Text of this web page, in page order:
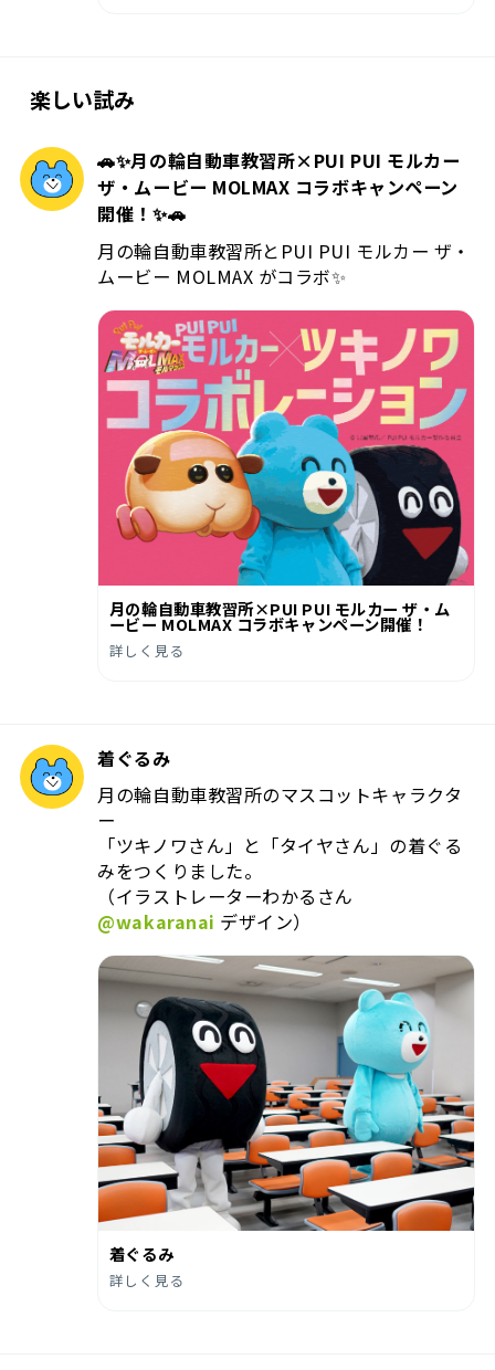
楽しい試み
🚗✨️月の輪自動車教習所×PUI PUI モルカー
ザ・ムービー MOLMAX コラボキャンペーン
開催！✨️🚗
月の輪自動車教習所とPUI PUI モルカー ザ・
ムービー MOLMAX がコラボ✨
月の輪自動車教習所×PUI PUI モルカー ザ・ム
ービー MOLMAX コラボキャンペーン開催！
詳しく見る
着ぐるみ
月の輪自動車教習所のマスコットキャラクタ
ー
「ツキノワさん」と「タイヤさん」の着ぐる
みをつくりました。
（イラストレーターわかるさん
@wakaranai デザイン）
着ぐるみ
詳しく見る